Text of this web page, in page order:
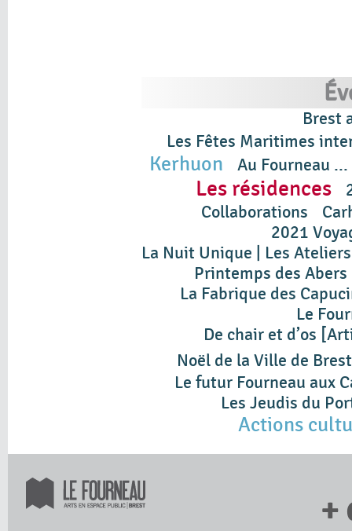
Brest
Les Fêtes Maritimes
Kerhuon Au Fourneau ...
Les résidences
Collaborations
2021
La Nuit Unique | Les
Printemps des Abers
La Fabrique des
Le
De chair et d’os
Noël de la Ville de Brest
Le futur Fourneau aux
Les Jeudis du
Actions
+